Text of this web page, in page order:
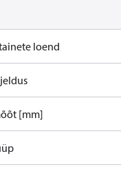
loend
[mm]